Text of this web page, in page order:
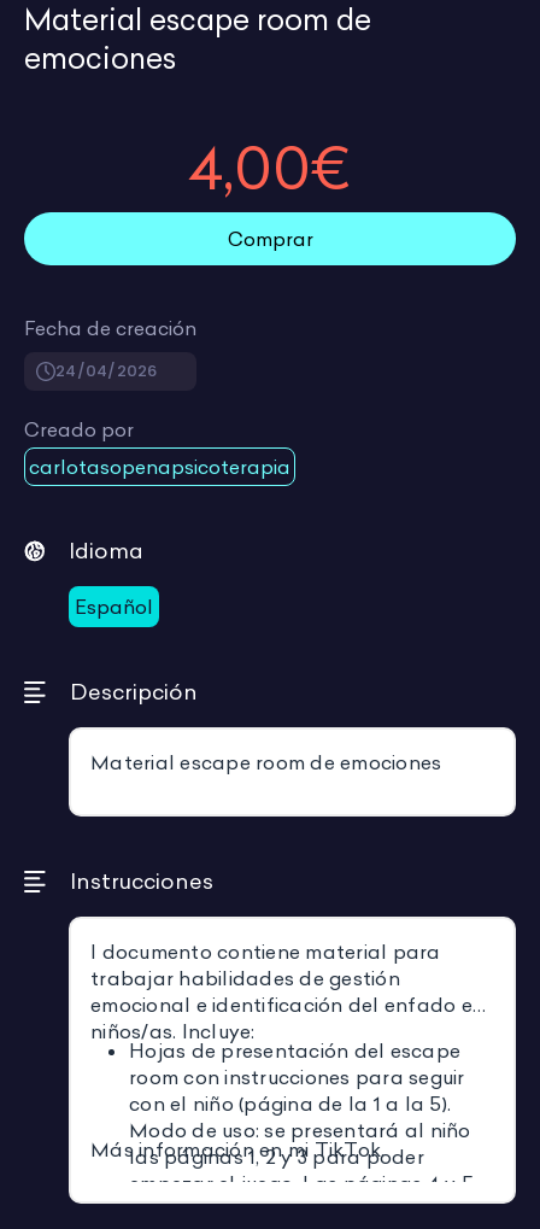
Material escape room de
emociones
Fecha de creación
24/04/2026
Creado por
carlotasopenapsicoterapia
Idioma
Español
Descripción
Material escape room de emociones
Instrucciones
l documento contiene material para
trabajar habilidades de gestión
emocional e identificación del enfado en
niños/as. Incluye:
Hojas de presentación del escape
room con instrucciones para seguir
con el niño (página de la 1 a la 5).
Modo de uso: se presentará al niño
las páginas 1, 2 y 3 para poder
empezar el juego. Las páginas 4 y 5
se guardarán dentro de dos sobres
Más información en mi TikTok.
4,00€
Comprar